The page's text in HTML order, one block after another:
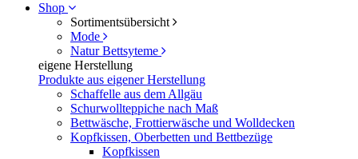
Shop
Sortimentsübersicht
Mode
Natur Bettsyteme
eigene Herstellung
Produkte aus eigener Herstellung
Schaffelle aus dem Allgäu
Schurwollteppiche nach Maß
Bettwäsche, Frottierwäsche und Wolldecken
Kopfkissen, Oberbetten und Bettbezüge
Kopfkissen